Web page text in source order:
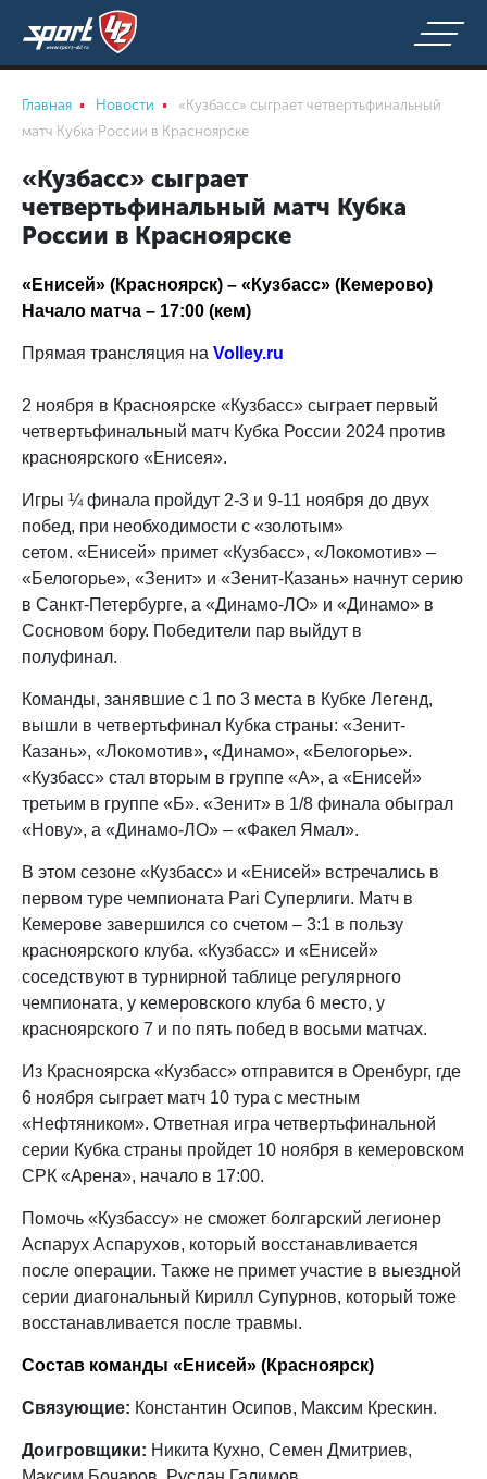
Главная Новости
«Кузбасс» сыграет четвертьфинальный
матч Кубка России в Красноярске
«Кузбасс» сыграет
четвертьфинальный матч Кубка
России в Красноярске
«Енисей» (Красноярск) – «Кузбасс» (Кемерово)
Начало матча – 17:00 (кем)
Прямая трансляция на Volley.ru
2 ноября в Красноярске «Кузбасс» сыграет первый
четвертьфинальный матч Кубка России 2024 против
красноярского «Енисея».
Игры ¼ финала пройдут 2-3 и 9-11 ноября до двух
побед, при необходимости с «золотым»
сетом. «Енисей» примет «Кузбасс», «Локомотив» –
«Белогорье», «Зенит» и «Зенит-Казань» начнут серию
в Санкт-Петербурге, а «Динамо-ЛО» и «Динамо» в
Сосновом бору. Победители пар выйдут в
полуфинал.
Команды, занявшие с 1 по 3 места в Кубке Легенд,
вышли в четвертьфинал Кубка страны: «Зенит-
Казань», «Локомотив», «Динамо», «Белогорье».
«Кузбасс» стал вторым в группе «А», а «Енисей»
третьим в группе «Б». «Зенит» в 1/8 финала обыграл
«Нову», а «Динамо-ЛО» – «Факел Ямал».
В этом сезоне «Кузбасс» и «Енисей» встречались в
первом туре чемпионата Pari Суперлиги. Матч в
Кемерове завершился со счетом – 3:1 в пользу
красноярского клуба. «Кузбасс» и «Енисей»
соседствуют в турнирной таблице регулярного
чемпионата, у кемеровского клуба 6 место, у
красноярского 7 и по пять побед в восьми матчах.
Из Красноярска «Кузбасс» отправится в Оренбург, где
6 ноября сыграет матч 10 тура с местным
«Нефтяником». Ответная игра четвертьфинальной
серии Кубка страны пройдет 10 ноября в кемеровском
СРК «Арена», начало в 17:00.
Помочь «Кузбассу» не сможет болгарский легионер
Аспарух Аспарухов, который восстанавливается
после операции. Также не примет участие в выездной
серии диагональный Кирилл Супурнов, который тоже
восстанавливается после травмы.
Состав команды «Енисей» (Красноярск)
Связующие: Константин Осипов, Максим Крескин.
Доигровщики: Никита Кухно, Семен Дмитриев,